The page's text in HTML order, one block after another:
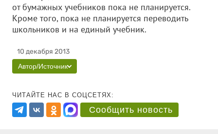
от бумажных учебников пока не планируется.
Кроме того, пока не планируется переводить
школьников и на единый учебник.
10 декабря 2013
Автор/Источник
ЧИТАЙТЕ НАС В СОЦСЕТЯХ:
Сообщить новость